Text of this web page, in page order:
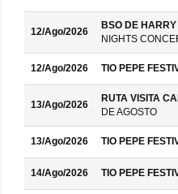
12/Ago/2026
BSO DE
NIGHTS
12/Ago/2026 TIO PEPE
13/Ago/2026
RUTA VISITA
DE AGOSTO
13/Ago/2026 TIO PEPE
14/Ago/2026 TIO PEPE